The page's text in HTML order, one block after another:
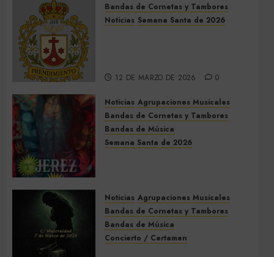
9 DE MAYO DE 2026 0
Bandas de Cornetas y Tambores
Noticias Semana Santa de 2026
12 DE MARZO DE 2026 0
Noticias Agrupaciones Musicales
Bandas de Cornetas y Tambores
Bandas de Música
Semana Santa de 2026
5 DE MARZO DE 2026 0
Noticias Agrupaciones Musicales
Bandas de Cornetas y Tambores
Bandas de Música
Concierto / Certamen